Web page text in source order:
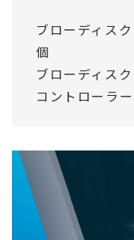
ブローディス
個
ブローディス
コントロー